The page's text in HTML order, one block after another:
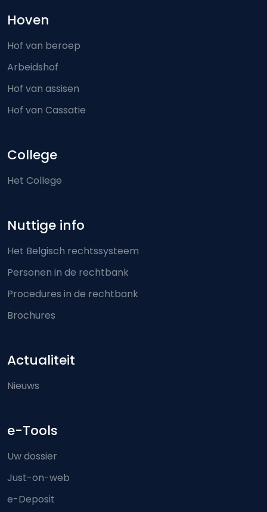
Hoven
Hof van beroep
Arbeidshof
Hof van assisen
Hof van Cassatie
College
Het College
Nuttige info
Het Belgisch rechtssysteem
Personen in de rechtbank
Procedures in de rechtbank
Brochures
Actualiteit
Nieuws
e-Tools
Uw dossier
Just-on-web
e-Deposit